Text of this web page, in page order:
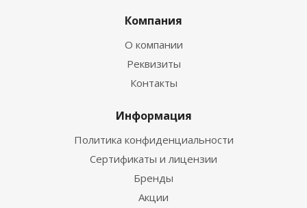
Компания
О компании
Реквизиты
Контакты
Информация
Политика конфиденциальности
Сертификаты и лицензии
Бренды
Акции